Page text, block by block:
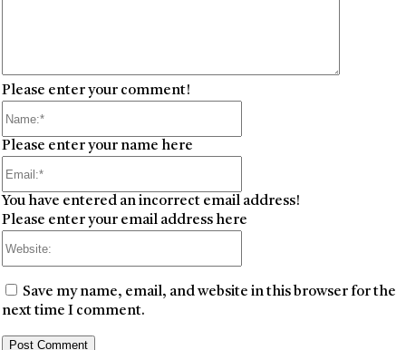
Please enter your comment!
Please enter your name here
You have entered an incorrect email address!
Please enter your email address here
Save my name, email, and website in this browser for the
next time I comment.